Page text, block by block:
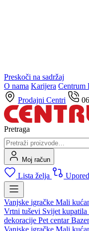
Preskoči na sadržaj
O nama Karijera Centrum
Prodajni Centri
Pretraga
Moj račun
Lista želja
Vanjske igračke Mali
Vrtni tuševi Svijet kupatila
dekoracije Pet centar
Vanjske igračke Mali